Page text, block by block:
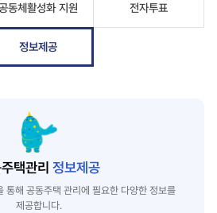
동체활성화 지원 전자투표
정보제공
택관리 정보제공
통해 공동주택 관리에 필요한 다양한 정보를
제공합니다.